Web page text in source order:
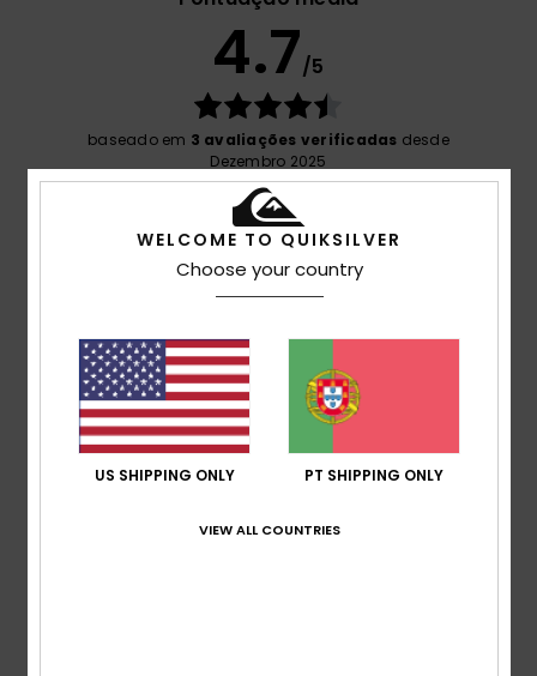
4.7/5
baseado em 3 avaliações verificadas desde
Dezembro 2025
67% dos nossos clientes recomendam este
produto
Conforto
4.5
Relação qualidade/preço
Tamanho
Material
4.7
WELCOME TO QUIKSILVER
Choose your country
US SHIPPING ONLY PT SHIPPING ONLY
VIEW ALL COUNTRIES